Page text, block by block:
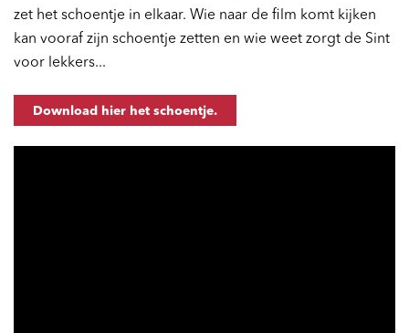
zet het schoentje in elkaar. Wie naar de film komt kijken
kan vooraf zijn schoentje zetten en wie weet zorgt de Sint
voor lekkers...
Download hier het schoentje.